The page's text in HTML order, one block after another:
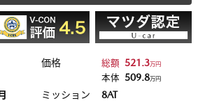
価格 総額 521.3 万円
本体 509.8 万円
ミッション
8AT